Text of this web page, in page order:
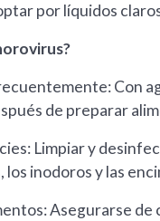
por líquidos
Con
de preparar
Limpiar y
inodoros y las
Asegurarse